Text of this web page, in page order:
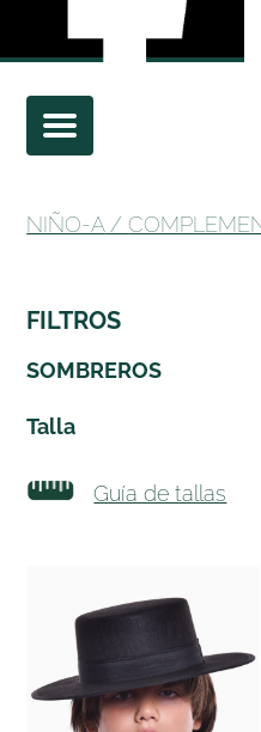
NIÑO-A /
FILTROS
SOMBREROS
Talla
Guía de tallas